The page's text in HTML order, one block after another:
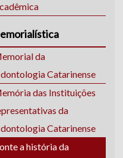
da
Catarinense
das Instituições
da
Catarinense
a história da